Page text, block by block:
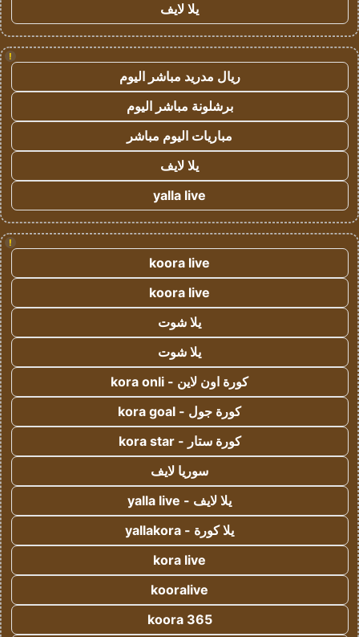
يلا لايف
!
ريال مدريد مباشر اليوم
برشلونة مباشر اليوم
مباريات اليوم مباشر
يلا لايف
yalla live
!
koora live
koora live
يلا شوت
يلا شوت
كورة اون لاين - kora onli
كورة جول - kora goal
كورة ستار - kora star
سوريا لايف
يلا لايف - yalla live
يلا كورة - yallakora
kora live
kooralive
koora 365